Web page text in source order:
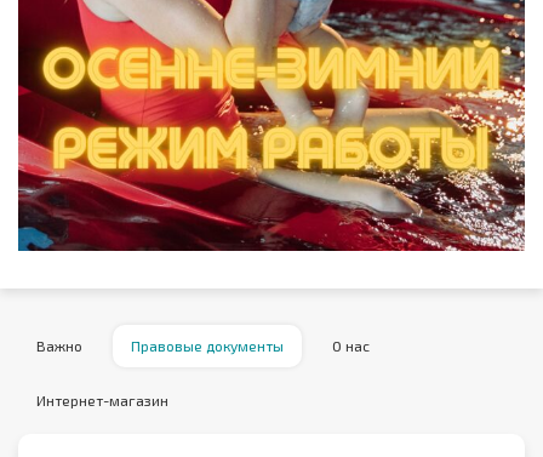
Важно Правовые документы О нас
Интернет-магазин